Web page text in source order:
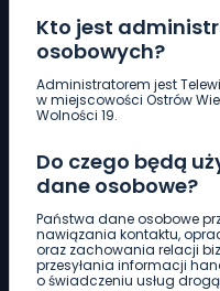
Kto jest
osobowych?
Administratorem jest
w miejscowości Ostrów
Wolności 19.
Do czego będą
dane osobowe?
Państwa dane osobowe
nawiązania kontaktu,
oraz zachowania relacji
przesyłania informacji
o świadczeniu usług
Pobierz logotyp
661 997 997
REDAKCJA
62 735 22 22